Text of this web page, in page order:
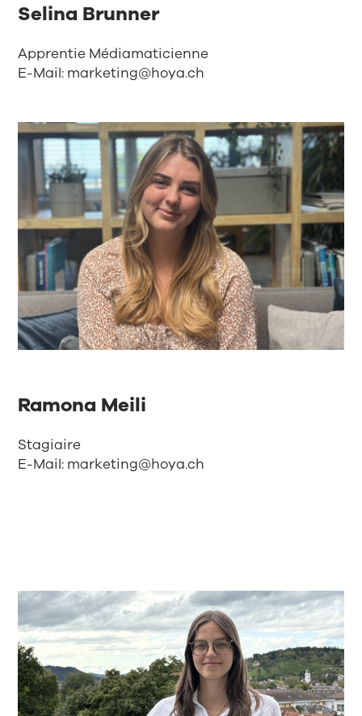
Selina Brunner
Apprentie Médiamaticienne
E-Mail: marketing@hoya.ch
Ramona Meili
Stagiaire
E-Mail: marketing@hoya.ch